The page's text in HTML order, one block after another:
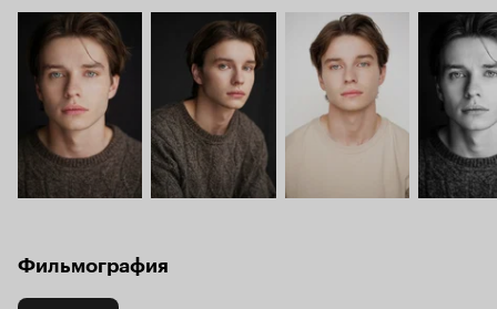
Фильмография